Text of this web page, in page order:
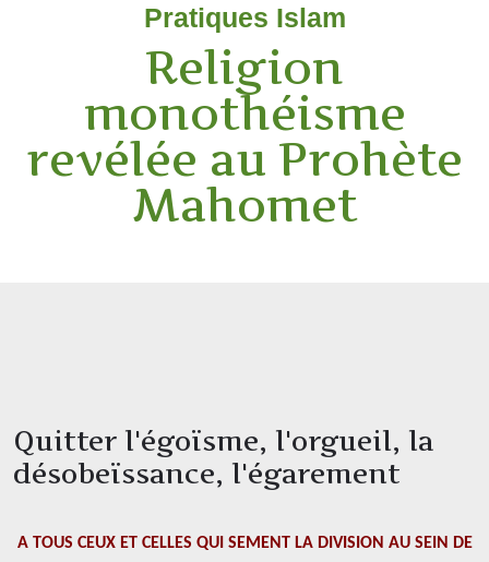
Pratiques Islam
Religion
monothéisme
revélée au Prohète
Mahomet
Quitter l'égoïsme, l'orgueil, la
désobeïssance, l'égarement
A TOUS CEUX ET CELLES QUI SEMENT LA DIVISION AU SEIN DE